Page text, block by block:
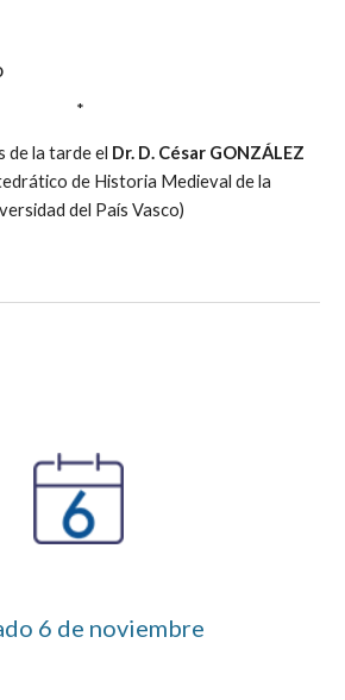
*
de la tarde el Dr. D. César GONZÁLEZ
de Historia Medieval de la
del País Vasco)
6 de noviembre